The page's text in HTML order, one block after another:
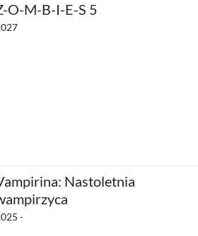
O-M-B-I-E-S 5
Nastoletnia
-